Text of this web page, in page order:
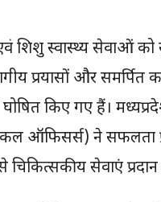
शिशु स्वास्थ्य सेवाओं
प्रयासों और समर्पित
किए गए हैं। मध्यप्रदेश
ऑफिसर्स) ने सफलता
से चिकित्सकीय सेवाएं